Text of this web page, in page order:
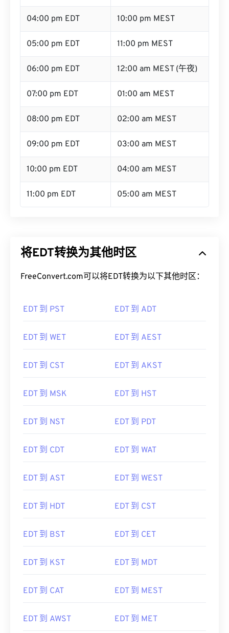
04:00 pm EDT 10:00 pm MEST
05:00 pm EDT 11:00 pm MEST
06:00 pm EDT 12:00 am MEST (午夜)
07:00 pm EDT 01:00 am MEST
08:00 pm EDT 02:00 am MEST
09:00 pm EDT 03:00 am MEST
10:00 pm EDT 04:00 am MEST
11:00 pm EDT 05:00 am MEST
将EDT转换为其他时区
FreeConvert.com可以将EDT转换为以下其他时区：
EDT 到 PST EDT 到 ADT
EDT 到 WET EDT 到 AEST
EDT 到 CST EDT 到 AKST
EDT 到 MSK EDT 到 HST
EDT 到 NST EDT 到 PDT
EDT 到 CDT EDT 到 WAT
EDT 到 AST EDT 到 WEST
EDT 到 HDT EDT 到 CST
EDT 到 BST EDT 到 CET
EDT 到 KST EDT 到 MDT
EDT 到 CAT EDT 到 MEST
EDT 到 AWST EDT 到 MET